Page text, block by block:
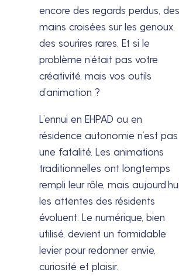
encore des regards perdus, des
mains croisées sur les genoux,
des sourires rares. Et si le
problème n’était pas votre
créativité, mais vos outils
d’animation ?
L’ennui en EHPAD ou en
résidence autonomie n’est pas
une fatalité. Les animations
traditionnelles ont longtemps
rempli leur rôle, mais aujourd’hui,
les attentes des résidents
évoluent. Le numérique, bien
utilisé, devient un formidable
levier pour redonner envie,
curiosité et plaisir.